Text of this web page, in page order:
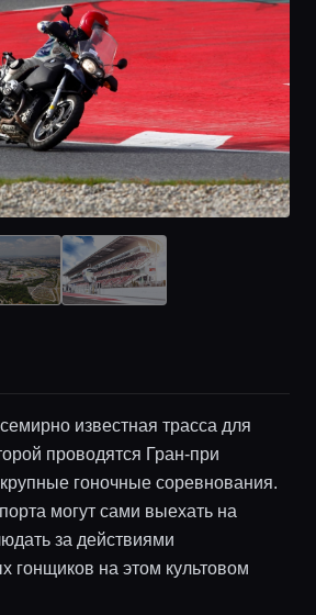
известная трасса для
проводятся Гран-при
гоночные соревнования.
могут сами выехать на
за действиями
гонщиков на этом культовом